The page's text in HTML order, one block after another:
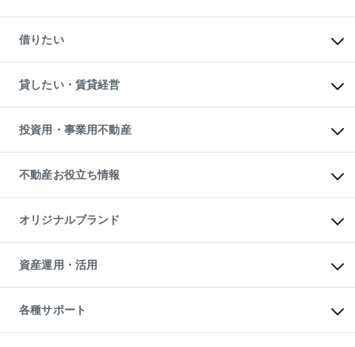
中古マンションの購入
一戸建ての購入
中古一戸建ての購入
不動産購入の流れ
注目キーワード物件特集
購入ガイド
English 繁体中文簡体中文
一戸建ての売却・査定
土地の売却・査定
スピードAI査定
不動産査定について
不動産売却の流れ
不動産買換えの流れ
売却ガイド
借りたい
オフィス・店舗の賃貸
借りるときの流れ
借りるガイド
貸したい・賃貸経営
マンション賃料データ
賃貸管理プラン
リロケーションについて
貸すガイド
投資用・事業用不動産
事業用不動産
マンション投資
投資用マンション
アパート経営
収益物件
ビル購入（ビル一棟）
投資用不動産の売却査定
事業用不動産の売却査定
不動産お役立ち情報
マンションライブラリー
人気マンションランキング
暮らしに役立つ不動産メディア
不動産相場・不動産価格情報
不動産コラム・ニュース
不動産用語集
不動産なんでもネット相談室
住まいの税金
オリジナルブランド
一棟リノベーションマンション
L`GENTE（ルジェンテ）
区分リノベーションマンション
投資用一棟レジデンスWELL
不動産小口投資
資産運用・活用
不動産M&A
アセットマネジメント・出資
各種サポート